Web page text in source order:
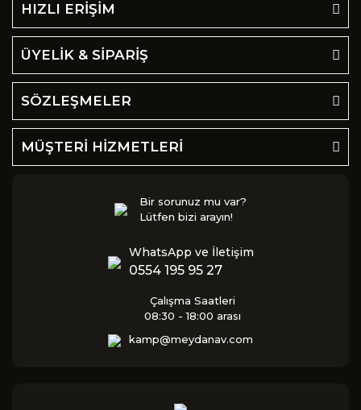
HIZLI ERİŞİM
ÜYELİK & SİPARİŞ
SÖZLEŞMELER
MÜŞTERİ HİZMETLERİ
Bir sorunuz mu var?
Lütfen bizi arayın!
WhatsApp ve İletişim
0554 195 95 27
Çalışma Saatleri
08:30 - 18:00 arası
kamp@meydanav.com